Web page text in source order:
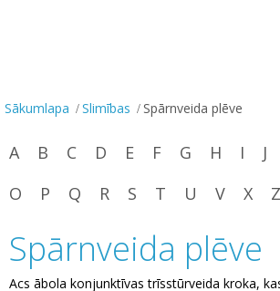
Sākumlapa Slimības Spārnveida plēve
A B C D E F G H I J
O
P Q R S T U V X Z
Spārnveida plēve
Acs ābola konjunktīvas trīsstūrveida kroka,